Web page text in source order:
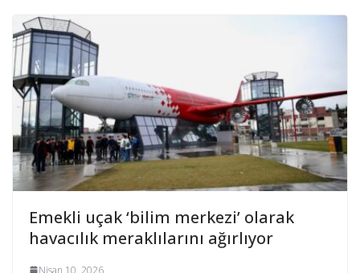
Emekli uçak ‘bilim merkezi’ olarak
havacılık meraklılarını ağırlıyor
Nisan 10, 2026